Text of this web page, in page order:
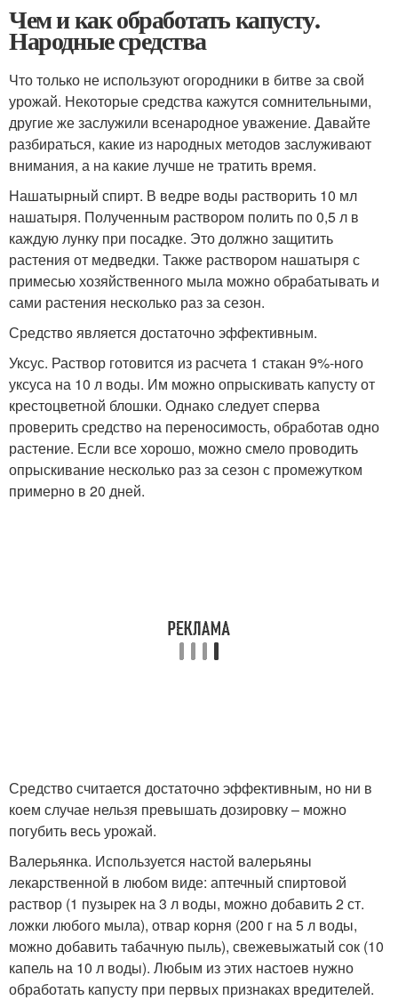
Чем и как обработать капусту.
Народные средства
Что только не используют огородники в битве за свой
урожай. Некоторые средства кажутся сомнительными,
другие же заслужили всенародное уважение. Давайте
разбираться, какие из народных методов заслуживают
внимания, а на какие лучше не тратить время.
Нашатырный спирт. В ведре воды растворить 10 мл
нашатыря. Полученным раствором полить по 0,5 л в
каждую лунку при посадке. Это должно защитить
растения от медведки. Также раствором нашатыря с
примесью хозяйственного мыла можно обрабатывать и
сами растения несколько раз за сезон.
Средство является достаточно эффективным.
Уксус. Раствор готовится из расчета 1 стакан 9%-ного
уксуса на 10 л воды. Им можно опрыскивать капусту от
крестоцветной блошки. Однако следует сперва
проверить средство на переносимость, обработав одно
растение. Если все хорошо, можно смело проводить
опрыскивание несколько раз за сезон с промежутком
примерно в 20 дней.
Средство считается достаточно эффективным, но ни в
коем случае нельзя превышать дозировку – можно
погубить весь урожай.
Валерьянка. Используется настой валерьяны
лекарственной в любом виде: аптечный спиртовой
раствор (1 пузырек на 3 л воды, можно добавить 2 ст.
ложки любого мыла), отвар корня (200 г на 5 л воды,
можно добавить табачную пыль), свежевыжатый сок (10
капель на 10 л воды). Любым из этих настоев нужно
обработать капусту при первых признаках вредителей.